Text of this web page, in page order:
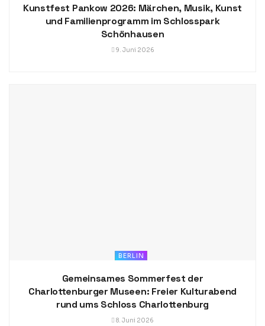
Kunstfest Pankow 2026: Märchen, Musik, Kunst
und Familienprogramm im Schlosspark
Schönhausen
9. Juni 2026
BERLIN
Gemeinsames Sommerfest der
Charlottenburger Museen: Freier Kulturabend
rund ums Schloss Charlottenburg
8. Juni 2026